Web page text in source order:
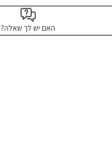
האם יש לך שאלה?